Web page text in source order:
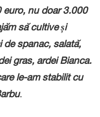
euro, nu doar 3.000
să cultive și
de spanac, salată,
gras, ardei Bianca.
le-am stabilit cu
.